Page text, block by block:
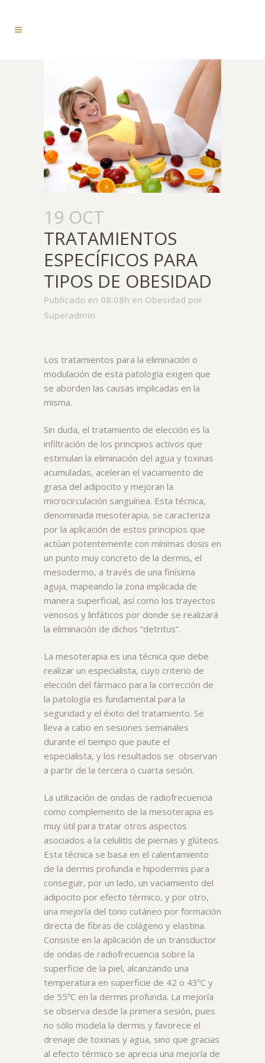
19 OCT
TRATAMIENTOS
ESPECÍFICOS PARA
TIPOS DE OBESIDAD
Publicado en 08:08h en Obesidad por
Superadmin
Los tratamientos para la eliminación o
modulación de esta patología exigen que
se aborden las causas implicadas en la
misma.
Sin duda, el tratamiento de elección es la
infiltración de los principios activos que
estimulan la eliminación del agua y toxinas
acumuladas, aceleran el vaciamiento de
grasa del adipocito y mejoran la
microcirculación sanguínea. Esta técnica,
denominada mesoterapia, se caracteriza
por la aplicación de estos principios que
actúan potentemente con mínimas dosis en
un punto muy concreto de la dermis, el
mesodermo, a través de una finísima
aguja, mapeando la zona implicada de
manera superficial, así como los trayectos
venosos y linfáticos por donde se realizará
la eliminación de dichos “detritus”.
La mesoterapia es una técnica que debe
realizar un especialista, cuyo criterio de
elección del fármaco para la corrección de
la patología es fundamental para la
seguridad y el éxito del tratamiento. Se
lleva a cabo en sesiones semanales
durante el tiempo que paute el
especialista, y los resultados se observan
a partir de la tercera o cuarta sesión.
La utilización de ondas de radiofrecuencia
como complemento de la mesoterapia es
muy útil para tratar otros aspectos
asociados a la celulitis de piernas y glúteos.
Esta técnica se basa en el calentamiento
de la dermis profunda e hipodermis para
conseguir, por un lado, un vaciamiento del
adipocito por efecto térmico, y por otro,
una mejoría del tono cutáneo por formación
directa de fibras de colágeno y elastina.
Consiste en la aplicación de un transductor
de ondas de radiofrecuencia sobre la
superficie de la piel, alcanzando una
temperatura en superficie de 42 o 43ºC y
de 55ºC en la dermis profunda. La mejoría
se observa desde la primera sesión, pues
no sólo modela la dermis y favorece el
drenaje de toxinas y agua, sino que gracias
al efecto térmico se aprecia una mejoría de